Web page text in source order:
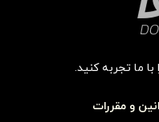
ما تجربه کنید.
و مقررات